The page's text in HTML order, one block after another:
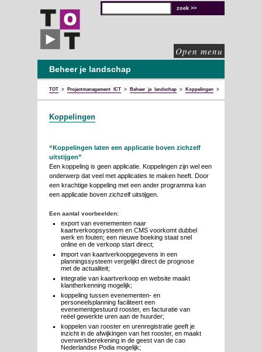
voor
culturele
sector
Open menu
Beheer je landschap
TOT > Projectmanagement ICT > Beheer je landschap > Koppelingen >
Koppelingen
“Koppelingen laten een applicatie boven zichzelf
uitstijgen”
Een koppeling is geen applicatie. Koppelingen zijn wel een
onderwerp dat veel met applicaties te maken heeft. Door
een krachtige koppeling met een ander programma kan
een applicatie boven zichzelf uitstijgen.
Een aantal voorbeelden:
export van evenementen naar
kaartverkoopsysteem en CMS voorkomt dubbel
werk en fouten; een nieuwe boeking staat snel
online en de verkoop start direct;
import van kaartverkoopgegevens in een
planningssysteem vergelijkt direct de prognose
met de actualiteit;
integratie van kaartverkoop en website maakt
klantherkenning mogelijk;
koppeling tussen evenementen- en
personeelsplanning faciliteert een
evenementgestuurd rooster, en facturatie van
reëel gewerkte uren aan de huurder;
koppelen van rooster en urenregistratie geeft je
inzicht in de afwijkingen van het rooster, en maakt
overwerkberekening in de geest van de cao
Nederlandse Podia mogelijk;